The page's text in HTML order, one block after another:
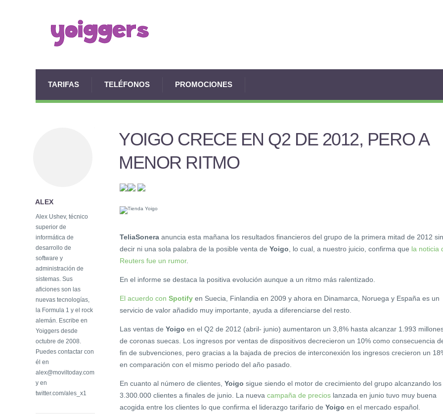
TARIFAS TELÉFONOS PROMOCIONES
YOIGO CRECE EN Q2 DE 2012, PERO A
MENOR RITMO
TeliaSonera anuncia esta mañana los resultados financieros del grupo de la primera mitad de 2012 sin
decir ni una sola palabra de la posible venta de Yoigo , lo cual, a nuestro juicio, confirma que la noticia
Reuters fue un rumor.
En el informe se destaca la positiva evolución aunque a un ritmo más ralentizado.
El acuerdo con Spotify en Suecia, Finlandia en 2009 y ahora en Dinamarca, Noruega y España es un
servicio de valor añadido muy importante, ayuda a diferenciarse del resto.
Las ventas de Yoigo en el Q2 de 2012 (abril- junio) aumentaron un 3,8% hasta alcanzar 1.993
de coronas suecas. Los ingresos por ventas de dispositivos decrecieron un 10% como consecuencia
fin de subvenciones, pero gracias a la bajada de precios de interconexión los ingresos crecieron un
en comparación con el mismo periodo del año pasado.
En cuanto al número de clientes, Yoigo sigue siendo el motor de crecimiento del grupo alcanzando los
3.300.000 clientes a finales de junio. La nueva campaña de precios lanzada en junio tuvo muy buena
acogida entre los clientes lo que confirma el liderazgo tarifario de Yoigo en el mercado español.
ALEX
Alex Ushev, técnico
superior de
informática de
desarrollo de
software y
administración de
sistemas. Sus
aficiones son las
nuevas tecnologías,
la Formula 1 y el rock
alemán. Escribe en
Yoiggers desde
octubre de 2008.
Puedes contactar con
él en
alex@moviltoday.com
y en
twitter.com/ales_x1